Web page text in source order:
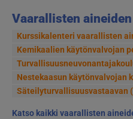
Vaarallisten
Kurssikalenteri vaarallisten
Kemikaalien käytönvalvojan
Nestekaasun käytönvalvojan
Säteilyturvallisuusvastaavan
Katso kaikki vaarallisten